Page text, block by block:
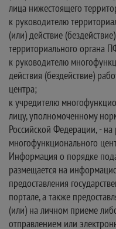
лица нижестоящего
к руководителю
(или) действие
территориального органа
к руководителю
действия (бездействие)
центра;
к учредителю
лицу, уполномоченному
Российской Федерации, -
многофункционального
Информация о порядке
размещается на
предоставления
портале, а также
(или) на личном приеме
отправлением или